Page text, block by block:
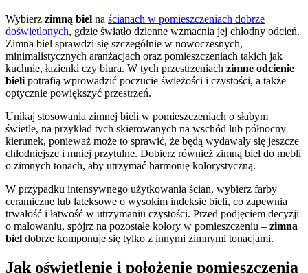
Wybierz zimną biel na ścianach w pomieszczeniach dobrze
doświetlonych, gdzie światło dzienne wzmacnia jej chłodny odcień.
Zimna biel sprawdzi się szczególnie w nowoczesnych,
minimalistycznych aranżacjach oraz pomieszczeniach takich jak
kuchnie, łazienki czy biura. W tych przestrzeniach zimne odcienie
bieli potrafią wprowadzić poczucie świeżości i czystości, a także
optycznie powiększyć przestrzeń.
Unikaj stosowania zimnej bieli w pomieszczeniach o słabym
świetle, na przykład tych skierowanych na wschód lub północny
kierunek, ponieważ może to sprawić, że będą wydawały się jeszcze
chłodniejsze i mniej przytulne. Dobierz również zimną biel do mebli
o zimnych tonach, aby utrzymać harmonię kolorystyczną.
W przypadku intensywnego użytkowania ścian, wybierz farby
ceramiczne lub lateksowe o wysokim indeksie bieli, co zapewnia
trwałość i łatwość w utrzymaniu czystości. Przed podjęciem decyzji
o malowaniu, spójrz na pozostałe kolory w pomieszczeniu – zimna
biel dobrze komponuje się tylko z innymi zimnymi tonacjami.
Jak oświetlenie i położenie pomieszczenia